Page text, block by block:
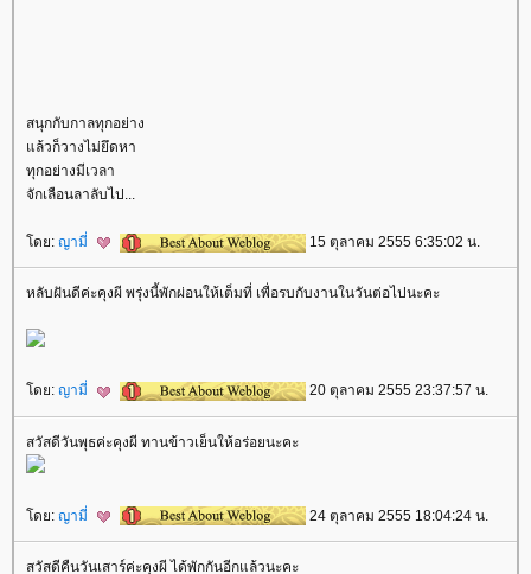
สนุกกับกาลทุกอย่าง
ล้วก็วางไม่ยึดหา
ทุกอย่างมีเวลา
จักเลือนลาลับไป...
ดย: ญามี่ 15 ตุลาคม 2555 6:35:02 น.
หลับฝันดีค่ะคุงผี พรุ่งนี้พักผ่อนให้เต็มที่ เพื่อรบกับงานในวันต่อไปนะคะ
ดย: ญามี่ 20 ตุลาคม 2555 23:37:57 น.
สวัสดีวันพุธค่ะคุงผี ทานข้าวเย็นให้อร่อยนะคะ
ดย: ญามี่ 24 ตุลาคม 2555 18:04:24 น.
สวัสดีคืนวันเสาร์ค่ะคุงผี ได้พักกันอีกแล้วนะคะ